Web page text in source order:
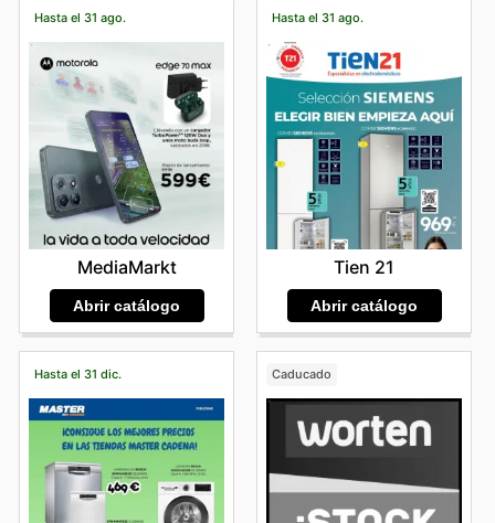
Hasta el 31 ago.
MediaMarkt
Abrir catálogo
Hasta el 31 ago.
Tien 21
Abrir catálogo
Hasta el 31 dic. Caducado